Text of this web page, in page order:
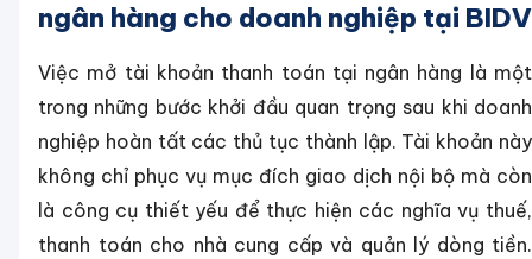
ngân hàng cho doanh nghiệp tại BIDV
Việc mở tài khoản thanh toán tại ngân hàng là một
trong những bước khởi đầu quan trọng sau khi doanh
nghiệp hoàn tất các thủ tục thành lập. Tài khoản này
không chỉ phục vụ mục đích giao dịch nội bộ mà còn
là công cụ thiết yếu để thực hiện các nghĩa vụ thuế,
thanh toán cho nhà cung cấp và quản lý dòng tiền.